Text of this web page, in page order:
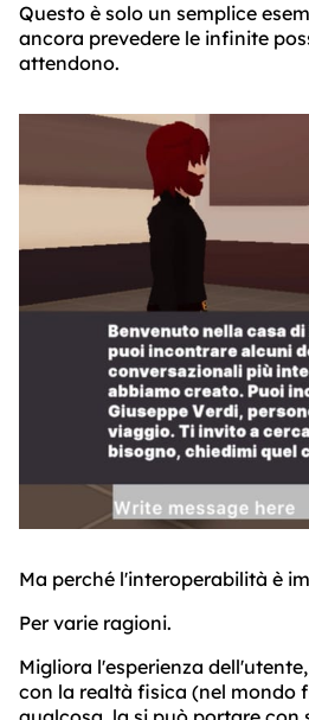
Questo è solo un semplice
ancora prevedere le infinite
attendono.
Ma perché l'interoperabilità è
Per varie ragioni.
Migliora l'esperienza
con la realtà fisica (nel mondo